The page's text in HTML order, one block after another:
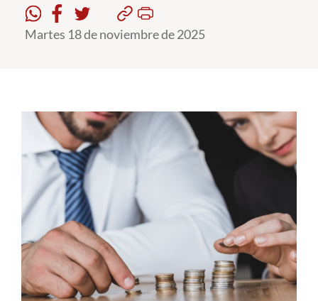
Admisión
Formación Continua
Estudiantes
Académicos
Funcionarios
Alumni
Martes 18 de noviembre de 2025